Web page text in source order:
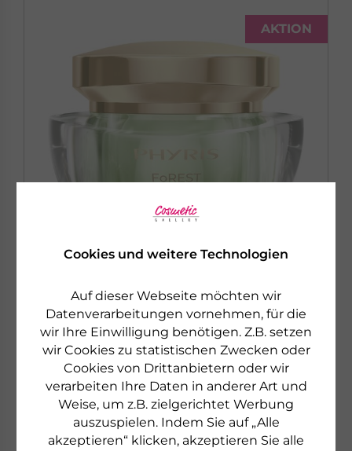
Cookies und weitere Technologien
Auf dieser Webseite möchten wir
Datenverarbeitungen vornehmen, für die
wir Ihre Einwilligung benötigen. Z.B. setzen
wir Cookies zu statistischen Zwecken oder
Cookies von Drittanbietern oder wir
verarbeiten Ihre Daten in anderer Art und
Weise, um z.B. zielgerichtet Werbung
auszuspielen. Indem Sie auf „Alle
akzeptieren“ klicken, akzeptieren Sie alle
AKTION
PHYRIS
FOREST
LIGHT CREAM
Leichte Gesichtscreme für mehr Feuchtigkeit
€ 59,50 50 ml